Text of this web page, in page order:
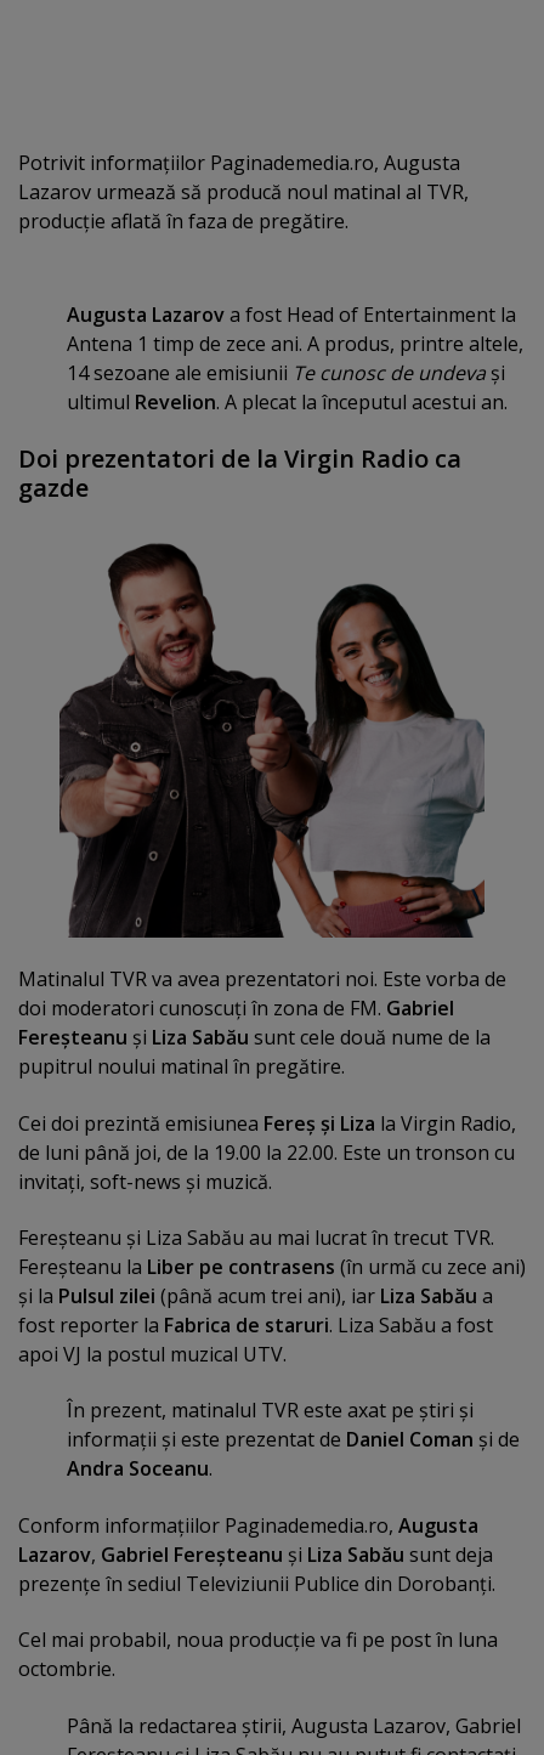
Potrivit informaţiilor Paginademedia.ro, Augusta
Lazarov urmează să producă noul matinal al TVR,
producţie aflată în faza de pregătire.
Augusta Lazarova fost Head of Entertainment la
Antena 1 timp de zece ani. A produs, printre altele,
14 sezoane ale emisiunii Te cunosc de undeva şi
ultimul Revelion. A plecat la începutul acestui an.
Doi prezentatori de la Virgin Radio ca
gazde
Matinalul TVR va avea prezentatori noi. Este vorba de
doi moderatori cunoscuţi în zona de FM. Gabriel
Fereşteanu şi Liza Sabău sunt cele două nume de la
pupitrul noului matinal în pregătire.
Cei doi prezintă emisiunea Fereş şi Liza la Virgin Radio,
de luni până joi, de la 19.00 la 22.00. Este un tronson cu
invitaţi, soft-news şi muzică.
Fereşteanu şi Liza Sabău au mai lucrat în trecut TVR.
Fereşteanu la Liber pe contrasens (în urmă cu zece ani)
şi la Pulsul zilei (până acum trei ani), iar Liza Sabău a
fost reporter la Fabrica de staruri. Liza Sabău a fost
apoi VJ la postul muzical UTV.
În prezent, matinalul TVR este axat pe ştiri şi
informaţii şi este prezentat de Daniel Coman şi de
Andra Soceanu.
Conform informaţiilor Paginademedia.ro, Augusta
Lazarov, Gabriel Fereşteanu şi Liza Sabău sunt deja
prezenţe în sediul Televiziunii Publice din Dorobanţi.
Cel mai probabil, noua producţie va fi pe post în luna
octombrie.
Până la redactarea ştirii, Augusta Lazarov, Gabriel